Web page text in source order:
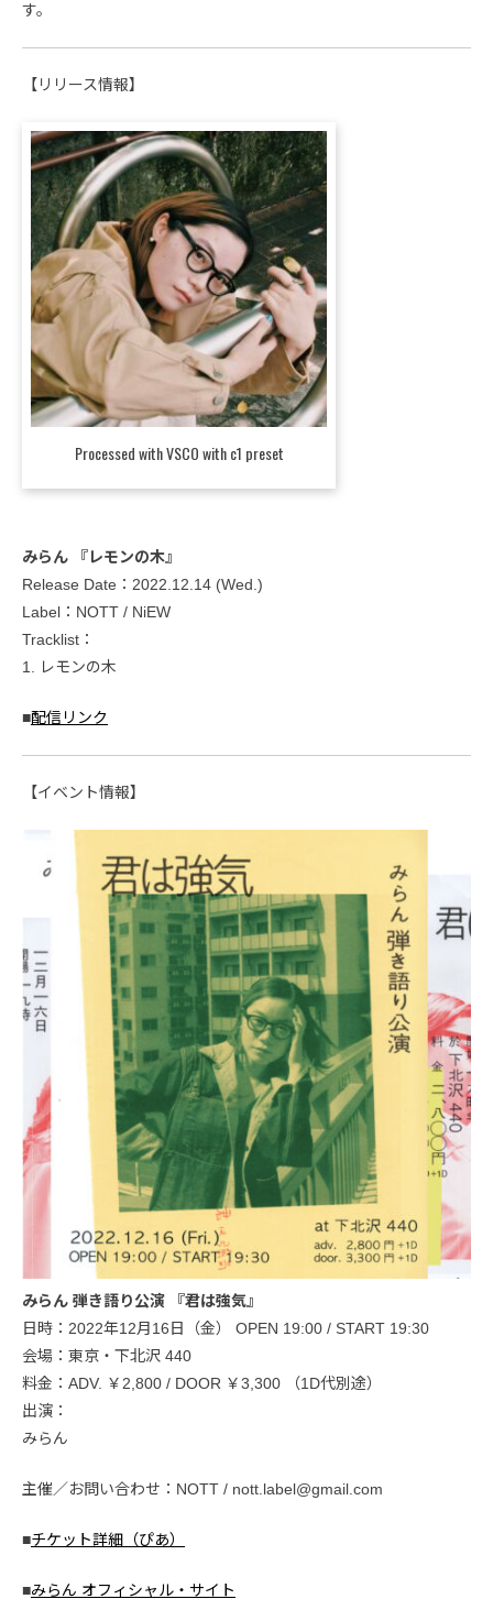
す。
【リリース情報】
Processed with VSCO with c1 preset
みらん 『レモンの木』
Release Date：2022.12.14 (Wed.)
Label：NOTT / NiEW
Tracklist：
1. レモンの木
■配信リンク
【イベント情報】
みらん 弾き語り公演 『君は強気』
日時：2022年12月16日（金） OPEN 19:00 / START 19:30
会場：東京・下北沢 440
料金：ADV. ￥2,800 / DOOR ￥3,300 （1D代別途）
出演：
みらん
主催／お問い合わせ：NOTT / nott.label@gmail.com
■チケット詳細（ぴあ）
■みらん オフィシャル・サイト